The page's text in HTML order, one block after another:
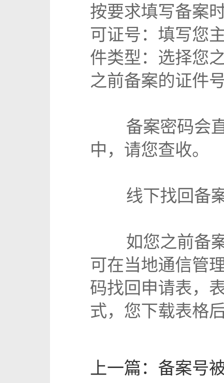
按要求填写备案
可证号：填写您
件类型：选择您
之前备案的证件
备案密码会
中，请您查收。
线下找回备
如您之前备
可在当地通信管
码找回申请表，
式，您下载表格
上一篇： 备案号